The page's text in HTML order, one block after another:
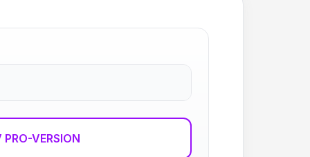
PRO-VERSION